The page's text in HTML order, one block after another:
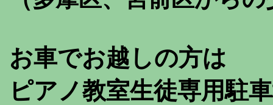
お車でお越しの方は
ピアノ教室生徒専用駐